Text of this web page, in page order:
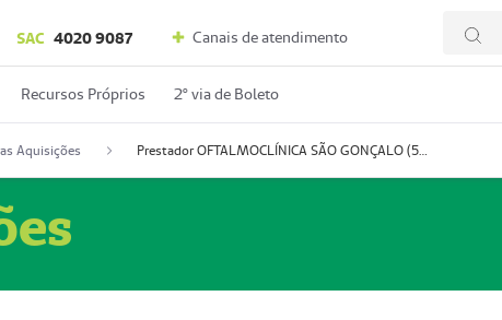
SAC 4020 9087 Canais de atendimento
Recursos Próprios 2º via de Boleto
Aquisições Prestador OFTALMOCLÍNICA SÃO GONÇALO (55004164-2)